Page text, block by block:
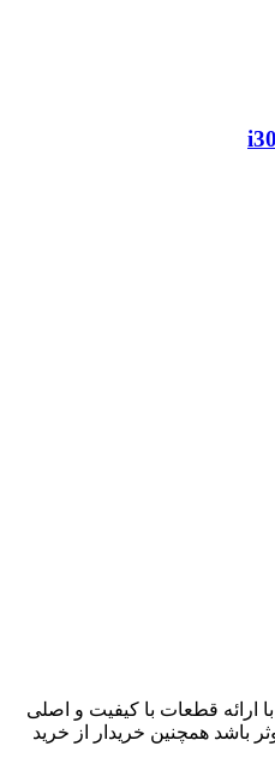
ارائه قطعات با کیفیت و اصلی
همچنین خریدار از خرید